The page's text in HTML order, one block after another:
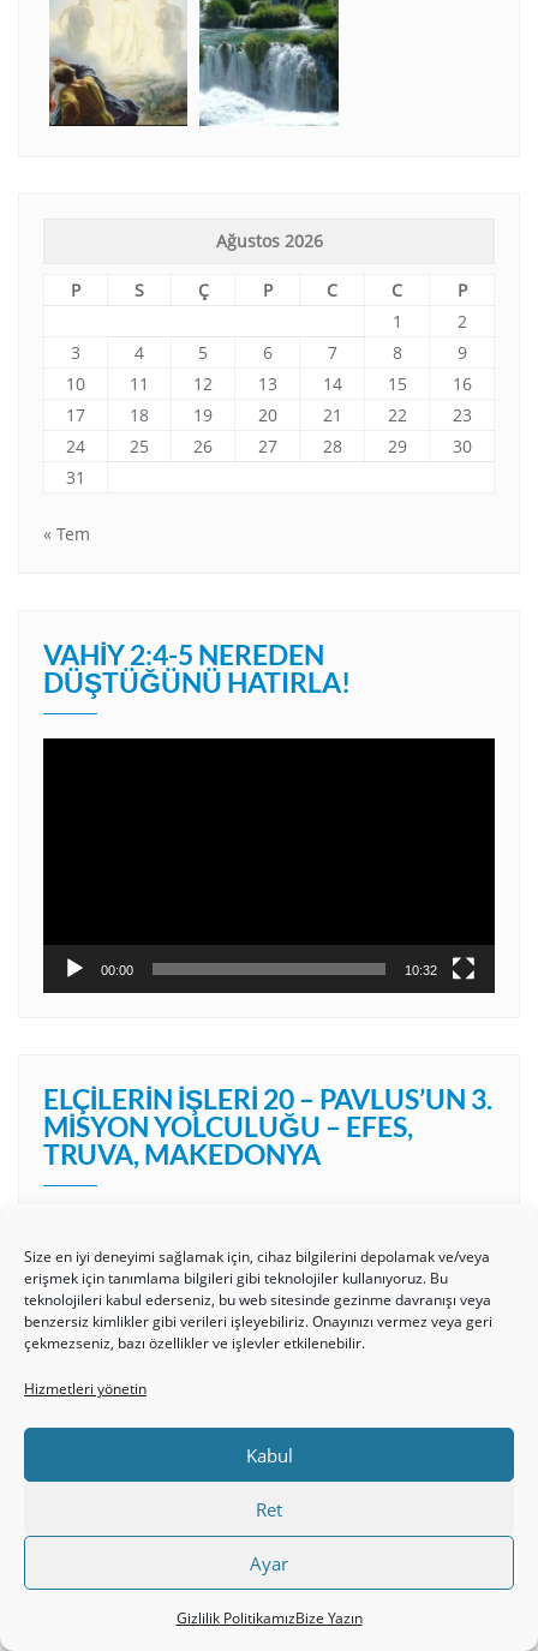
Size en iyi deneyimi sağlamak için, cihaz bilgilerini depolamak ve/veya
erişmek için tanımlama bilgileri gibi teknolojiler kullanıyoruz. Bu
teknolojileri kabul ederseniz, bu web sitesinde gezinme davranışı veya
benzersiz kimlikler gibi verileri işleyebiliriz. Onayınızı vermez veya geri
çekmezseniz, bazı özellikler ve işlevler etkilenebilir.
Hizmetleri yönetin
Kabul
Ret
Ayar
Gizlilik PolitikamızBize Yazın
Ağustos 2026
P S Ç P C C
P
1
2
3
4 5 6 7 8
9
10
11 12 13 14 15
16
17
18 19 20 21 22
23
24
25 26 27 28 29
30
31
« Tem
VAHIY 2:4-5 NEREDEN
DÜŞTÜĞÜNÜ HATIRLA!
00:00 10:32
ELÇILERIN İŞLERI 20 – PAVLUS’UN 3.
MISYON YOLCULUĞU – EFES,
TRUVA, MAKEDONYA
NASIL HRISTIYAN OLDUM?
BATUHAN